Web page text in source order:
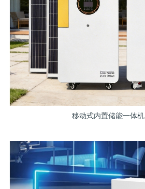
移动式内置储能一体机